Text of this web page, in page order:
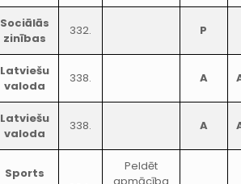
Sociālās
zinības
332. P
Latviešu
valoda
338. A
Latviešu
valoda
338. A
Sports
Peldēt